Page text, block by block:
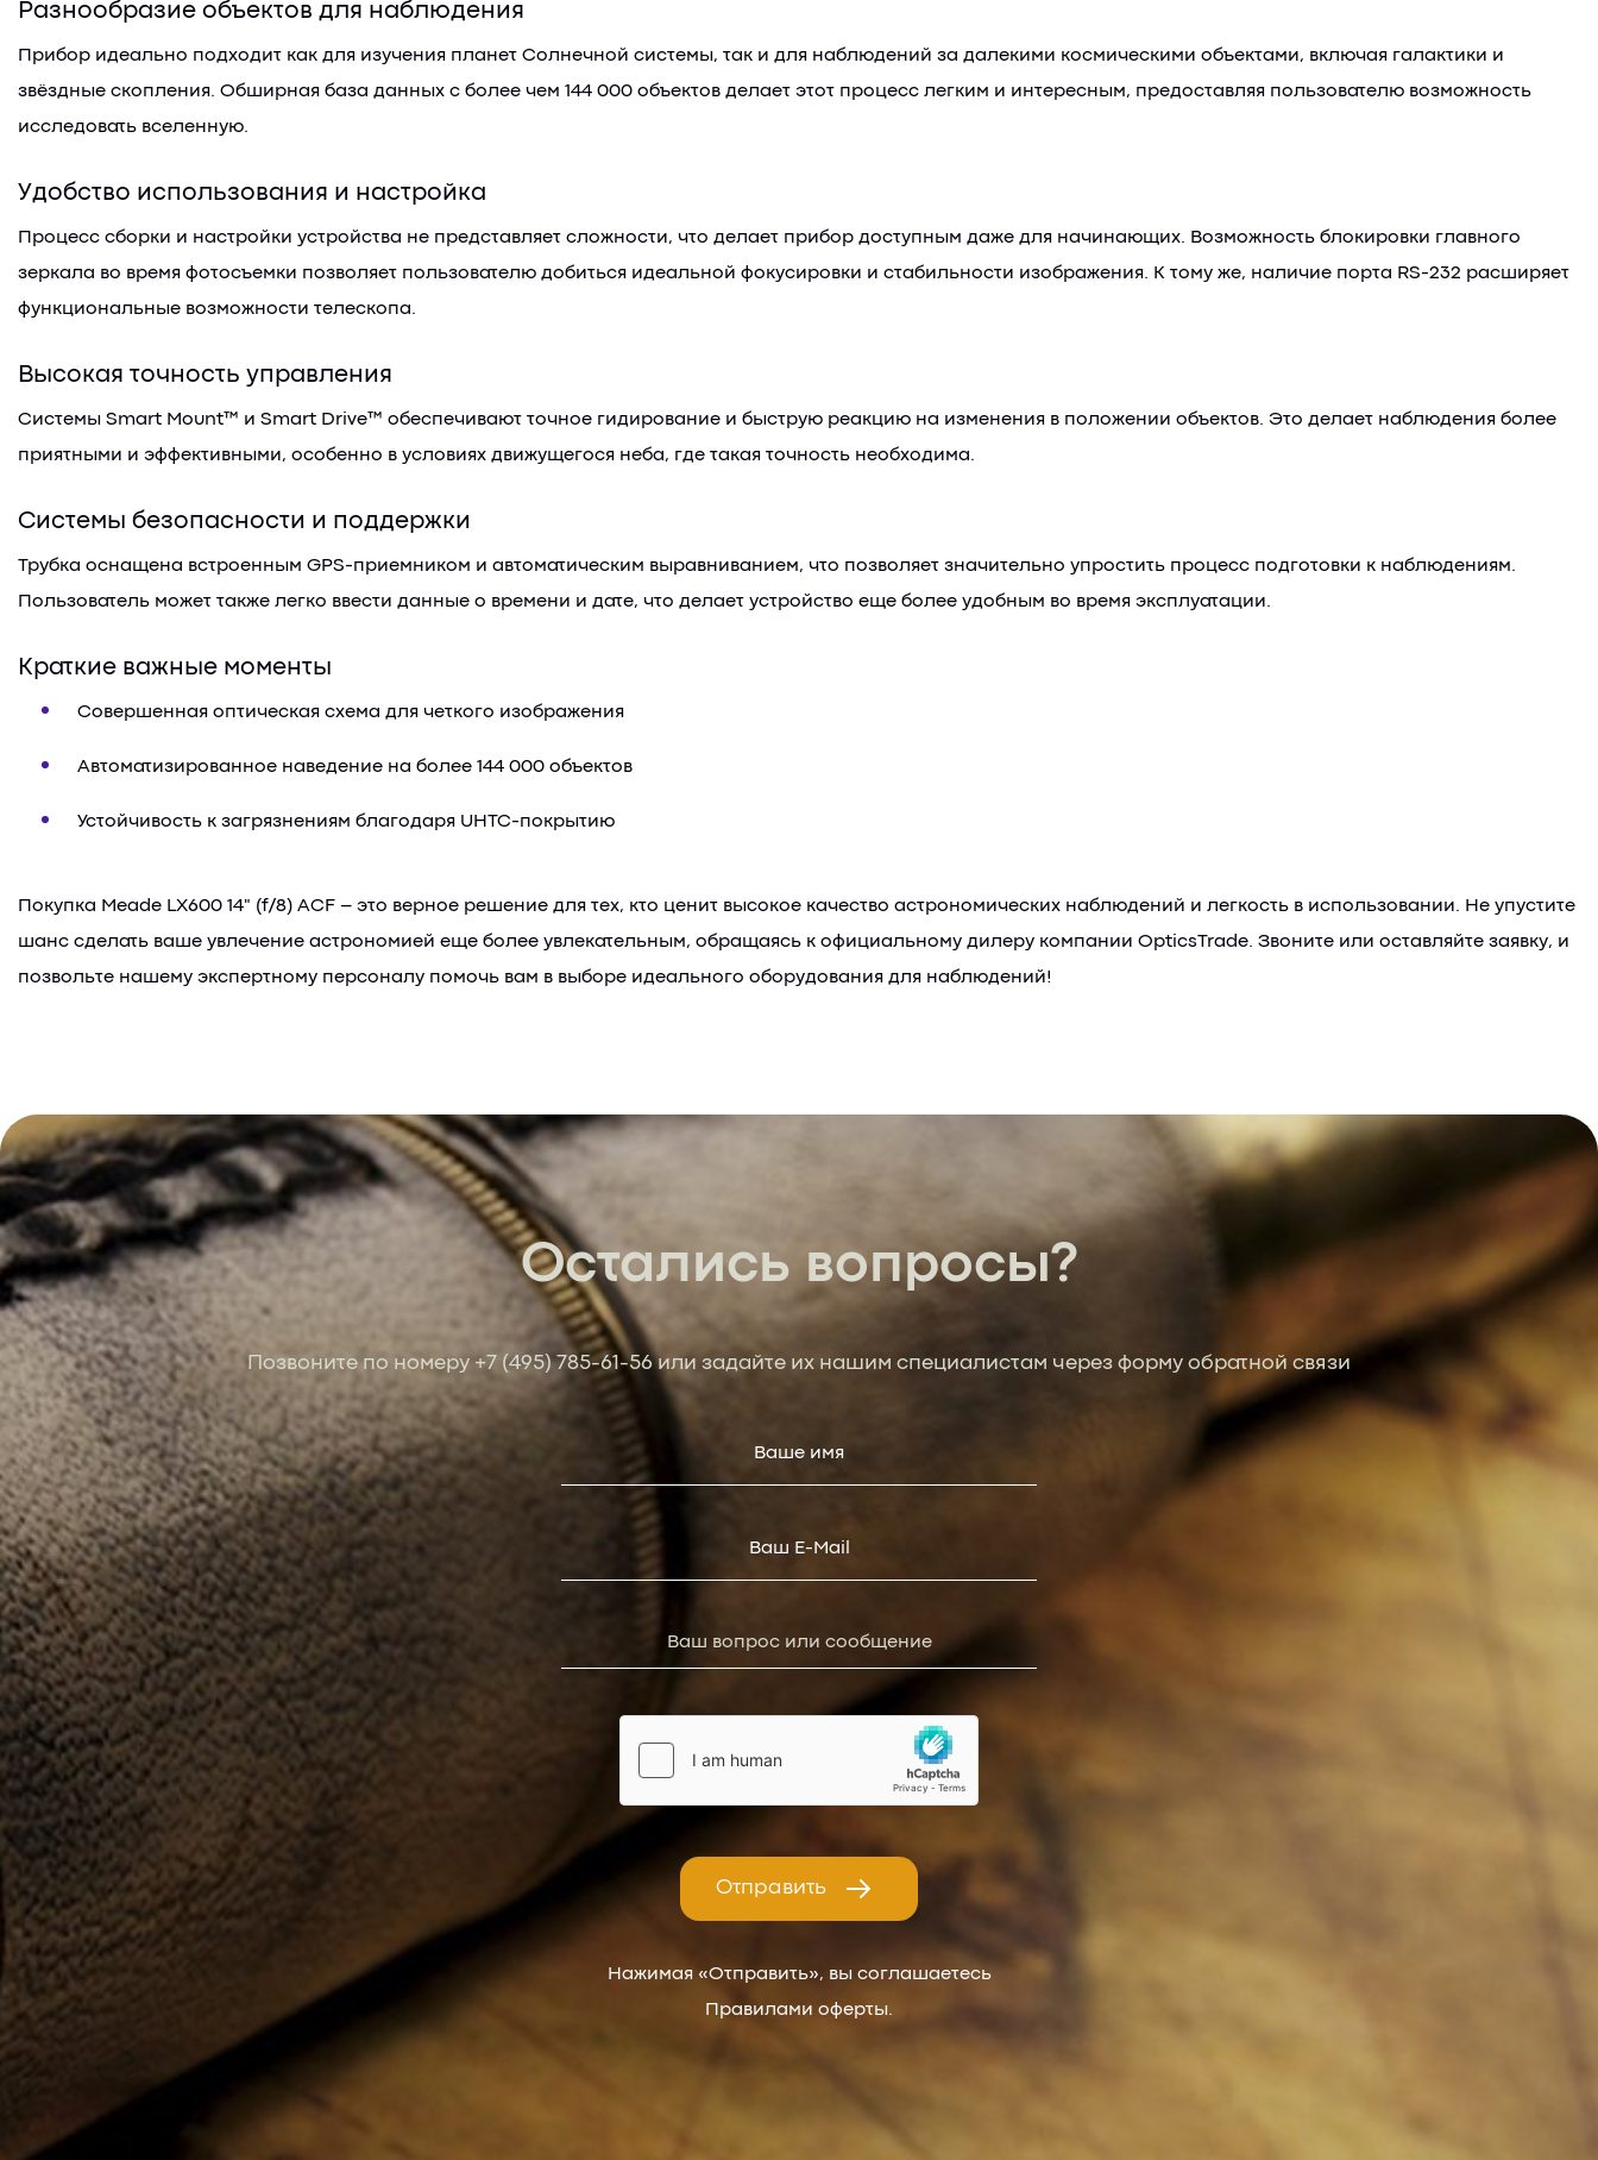
Разнообразие объектов для наблюдения
Прибор идеально подходит как для изучения планет Солнечной системы, так и для наблюдений за далекими космическими объектами, включая галактики и
звёздные скопления. Обширная база данных с более чем 144 000 объектов делает этот процесс легким и интересным, предоставляя пользователю возможность
исследовать вселенную.
Удобство использования и настройка
Процесс сборки и настройки устройства не представляет сложности, что делает прибор доступным даже для начинающих. Возможность блокировки главного
зеркала во время фотосъемки позволяет пользователю добиться идеальной фокусировки и стабильности изображения. К тому же, наличие порта RS-232 расширяет
функциональные возможности телескопа.
Высокая точность управления
Системы Smart Mount™ и Smart Drive™ обеспечивают точное гидирование и быструю реакцию на изменения в положении объектов. Это делает наблюдения более
приятными и эффективными, особенно в условиях движущегося неба, где такая точность необходима.
Системы безопасности и поддержки
Трубка оснащена встроенным GPS-приемником и автоматическим выравниванием, что позволяет значительно упростить процесс подготовки к наблюдениям.
Пользователь может также легко ввести данные о времени и дате, что делает устройство еще более удобным во время эксплуатации.
Краткие важные моменты
Совершенная оптическая схема для четкого изображения
Автоматизированное наведение на более 144 000 объектов
Устойчивость к загрязнениям благодаря UHTC-покрытию
Покупка Meade LX600 14" (f/8) ACF – это верное решение для тех, кто ценит высокое качество астрономических наблюдений и легкость в использовании. Не упустите
шанс сделать ваше увлечение астрономией еще более увлекательным, обращаясь к официальному дилеру компании OpticsTrade. Звоните или оставляйте заявку, и
позвольте нашему экспертному персоналу помочь вам в выборе идеального оборудования для наблюдений!
Остались вопросы?
Позвоните по номеру +7 (495) 785-61-56или задайте их нашим специалистам через форму обратной связи
Отправить
Нажимая «Отправить», вы соглашаетесь
Правилами оферты.